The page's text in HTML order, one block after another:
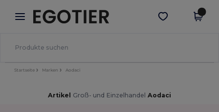
× Egotier App
Bessere Preise in der App!
App holen
Startseite Marken Aodaci
Artikel Groß- und Einzelhandel Aodaci